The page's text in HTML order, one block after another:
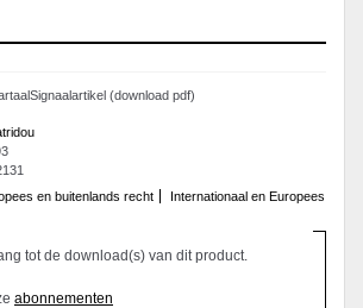
(download pdf)
en buitenlands recht
Internationaal en Europees
tot de download(s) van dit product.
abonnementen